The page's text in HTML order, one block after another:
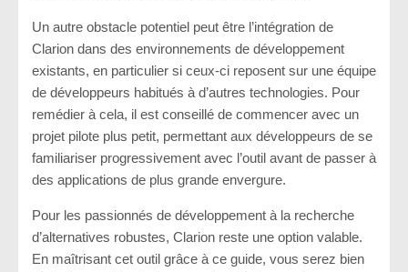
Un autre obstacle potentiel peut être l’intégration de
Clarion dans des environnements de développement
existants, en particulier si ceux-ci reposent sur une équipe
de développeurs habitués à d’autres technologies. Pour
remédier à cela, il est conseillé de commencer avec un
projet pilote plus petit, permettant aux développeurs de se
familiariser progressivement avec l’outil avant de passer à
des applications de plus grande envergure.
Pour les passionnés de développement à la recherche
d’alternatives robustes, Clarion reste une option valable.
En maîtrisant cet outil grâce à ce guide, vous serez bien